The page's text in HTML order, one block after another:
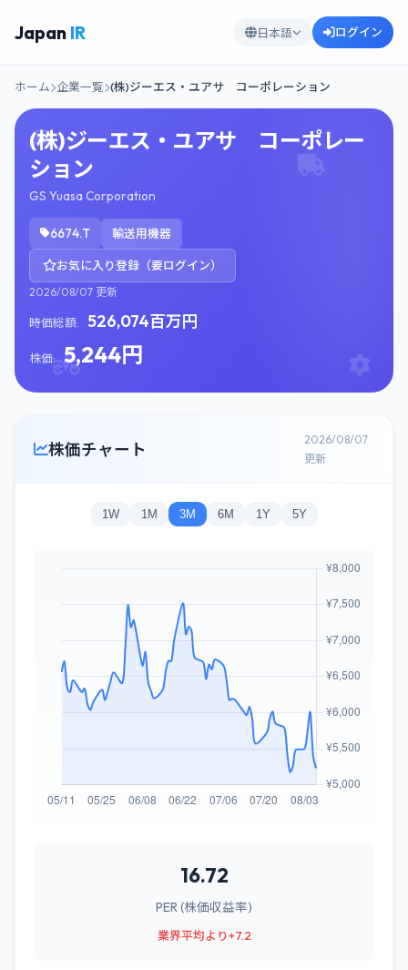
Japan IR 日本語 ログイン
ホーム 企業一覧 (株)ジーエス・ユアサ コーポレーション
(株)ジーエス・ユアサ コーポレー
ション
GS Yuasa Corporation
6674.T 輸送用機器
お気に入り登録（要ログイン）
2026/08/07 更新
時価総額: 526,074百万円
株価: 5,244円
株価チャート
2026/08/07
更新
1W 1M 3M 6M 1Y 5Y
16.72
PER (株価収益率)
業界平均より+7.2